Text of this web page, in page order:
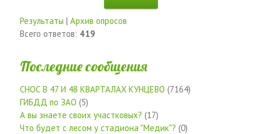
Результаты | Архив опросов
Всего ответов: 419
Последние сообщения
СНОС В 47 И 48 КВАРТАЛАХ КУНЦЕВО (7164)
ГИБДД по ЗАО (5)
А вы знаете своих участковых? (17)
Что будет с лесом у стадиона "Медик"? (0)